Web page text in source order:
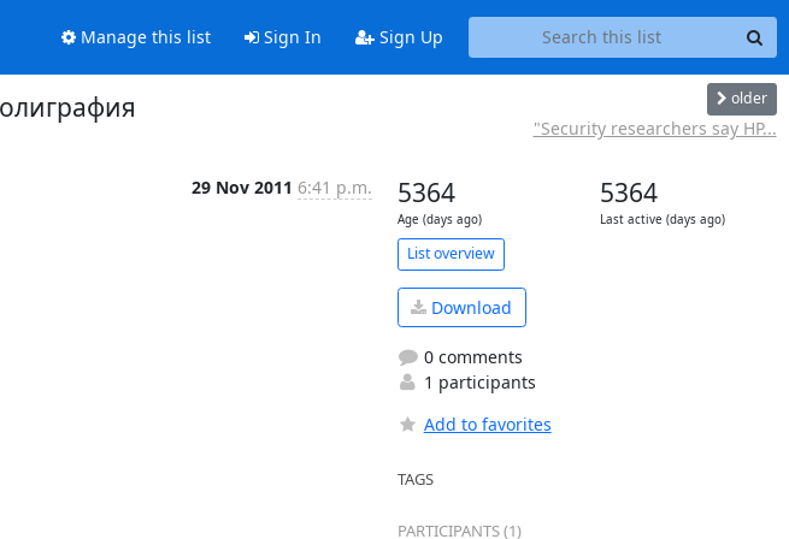
Manage this list Sign In Sign Up
older
"Security researchers say HP...
29 Nov 2011 6:41 p.m. 5364
Age (days ago)
5364
Last active (days ago)
List overview
Download
0 comments
1 participants
Add to favorites
TAGS
PARTICIPANTS (1)